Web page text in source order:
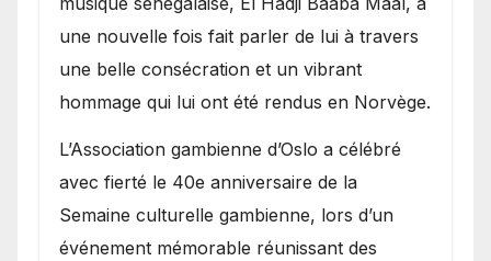
une nouvelle fois fait parler de lui à travers
une belle consécration et un vibrant
hommage qui lui ont été rendus en Norvège.
​L’Association gambienne d’Oslo a célébré
avec fierté le 40e anniversaire de la
Semaine culturelle gambienne, lors d’un
événement mémorable réunissant des